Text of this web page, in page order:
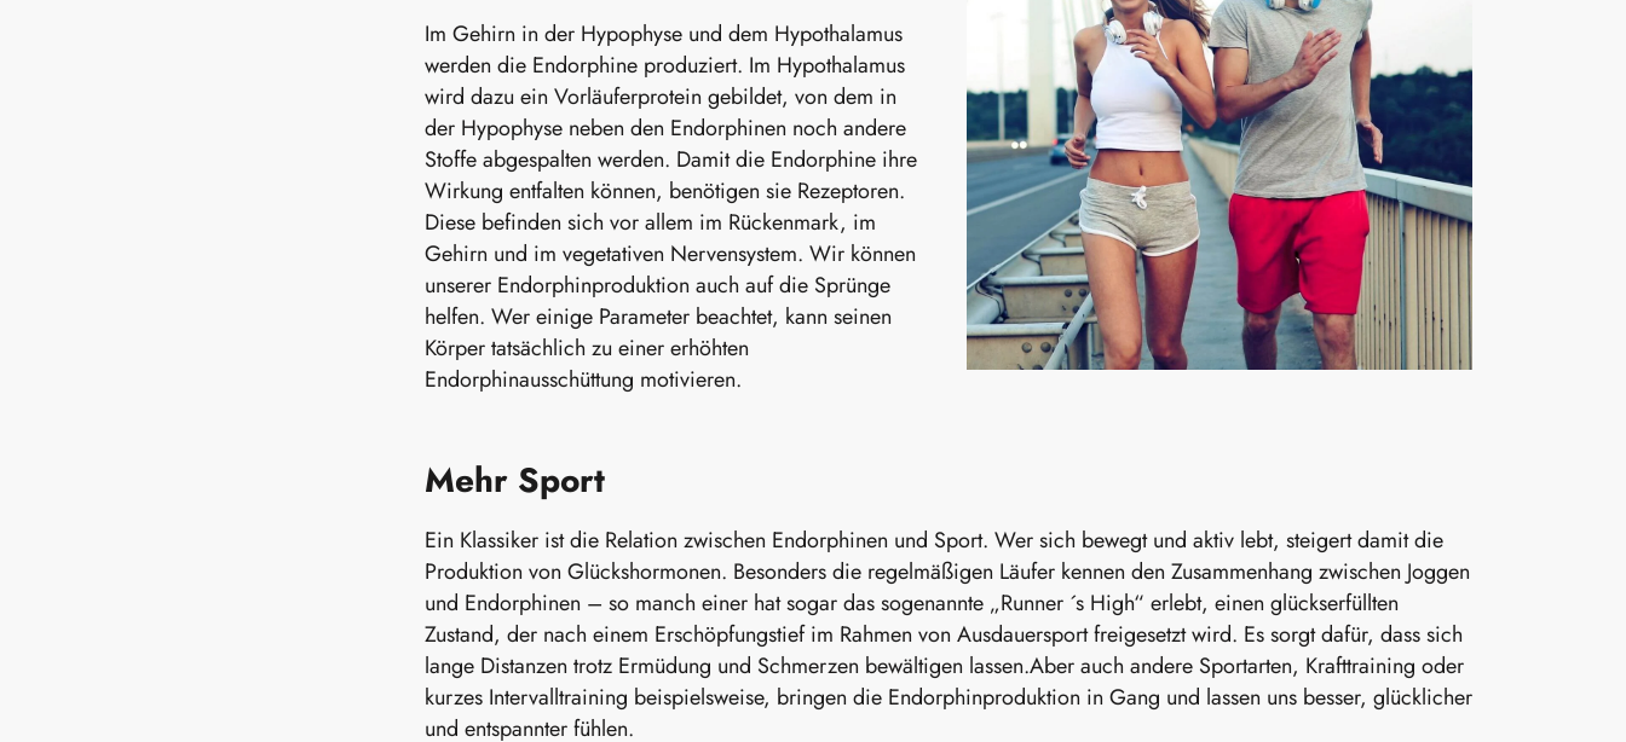
Im Gehirn in der Hypophyse und dem Hypothalamus
werden die Endorphine produziert. Im Hypothalamus
wird dazu ein Vorläuferprotein gebildet, von dem in
der Hypophyse neben den Endorphinen noch andere
Stoffe abgespalten werden. Damit die Endorphine ihre
Wirkung entfalten können, benötigen sie Rezeptoren.
Diese befinden sich vor allem im Rückenmark, im
Gehirn und im vegetativen Nervensystem. Wir können
unserer Endorphinproduktion auch auf die Sprünge
helfen. Wer einige Parameter beachtet, kann seinen
Körper tatsächlich zu einer erhöhten
Endorphinausschüttung motivieren.
Mehr Sport
Ein Klassiker ist die Relation zwischen Endorphinen und Sport. Wer sich bewegt und aktiv lebt, steigert damit die
Produktion von Glückshormonen. Besonders die regelmäßigen Läufer kennen den Zusammenhang zwischen Joggen
und Endorphinen – so manch einer hat sogar das sogenannte „Runner ´s High“ erlebt, einen glückserfüllten
Zustand, der nach einem Erschöpfungstief im Rahmen von Ausdauersport freigesetzt wird. Es sorgt dafür, dass sich
lange Distanzen trotz Ermüdung und Schmerzen bewältigen lassen.Aber auch andere Sportarten, Krafttraining oder
kurzes Intervalltraining beispielsweise, bringen die Endorphinproduktion in Gang und lassen uns besser, glücklicher
und entspannter fühlen.